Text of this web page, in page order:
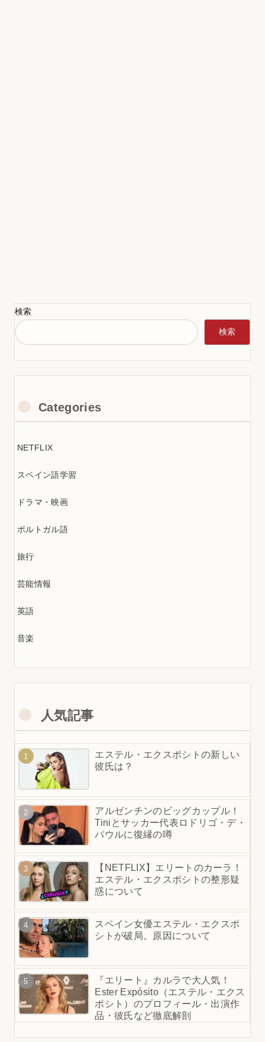
検索
検索
Categories
NETFLIX
スペイン語学習
ドラマ・映画
ポルトガル語
旅行
芸能情報
英語
音楽
人気記事
エステル・エクスポシトの新しい
彼氏は？
アルゼンチンのビッグカップル！
Tiniとサッカー代表ロドリゴ・デ・
パウルに復縁の噂
【NETFLIX】エリートのカーラ！
エステル・エクスポシトの整形疑
惑について
スペイン女優エステル・エクスポ
シトが破局。原因について
『エリート』カルラで大人気！
Ester Expósito（エステル・エクス
ポシト）のプロフィール・出演作
品・彼氏など徹底解剖